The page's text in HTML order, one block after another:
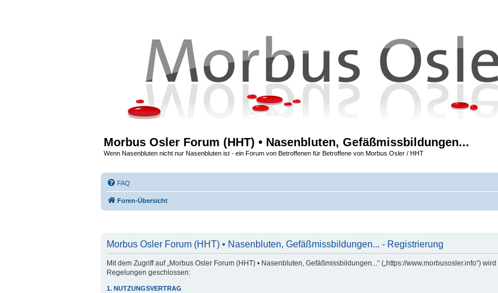
Morbus Osler Forum (HHT) • Nasenbluten, Gefäßmissbildungen...
Wenn Nasenbluten nicht nur Nasenbluten ist - ein Forum von Betroffenen für Betroffene von Morbus Osler / HHT
FAQ
Foren-Übersicht
Morbus Osler Forum (HHT) • Nasenbluten, Gefäßmissbildungen... - Registrierung
Mit dem Zugriff auf „Morbus Osler Forum (HHT) • Nasenbluten, Gefäßmissbildungen...“ („https://www.morbusosler.info“)
Regelungen geschlossen:
1. NUTZUNGSVERTRAG